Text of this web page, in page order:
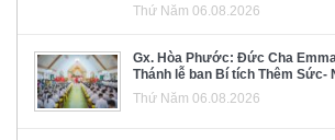
Thứ Năm 06.08.2026
Gx. Hòa Phước: Đức Cha
Thánh lễ ban Bí tích Thêm Sức-
Thứ Năm 06.08.2026